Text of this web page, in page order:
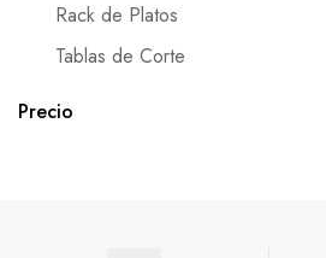
Rack de Platos
Tablas de Corte
Precio